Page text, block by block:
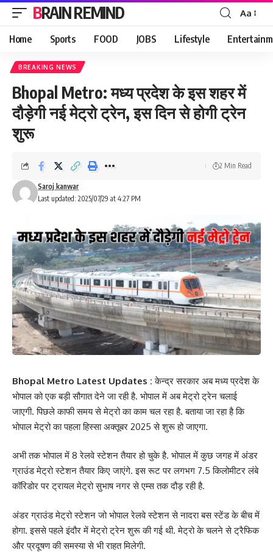
BRAIN REMIND
Font
Resizer
Aa
Home Sports FOOD JOBS Lifestyle
BREAKING NEWS
Bhopal Metro: मध्य प्रदेश के इस शहर में
दौड़ेगी नई मेट्रो ट्रेन, इस दिन से होगी ट्रेन
शुरू
Last updated: 2025/07/29 at 4:27 PM
Saroj kanwar
2 Min Read
Bhopal Metro Latest Updates : केन्द्र सरकार अब मध्य प्रदेश के
भोपाल को एक बड़ी सौगात देने जा रही है. भोपाल में अब मेट्रो ट्रेन चलाई
जाएगी. पिछले काफी समय से मेट्रो का काम चल रहा है. बताया जा रहा है कि
भोपाल मेट्रो का पहला हिस्सा अक्तूबर 2025 से शुरू हो जाएगा.
अभी तक भोपाल में 8 रेलवे स्टेशन तैयार हो चुके है. भोपाल में कुछ जगह में अंडर
ग्राउंड मेट्रो स्टेशन तैयार किए जाएंगे. इस रूट पर लगभग 7.5 किलोमीटर लंबे
कॉरिडोर पर ट्रायल मेट्रो सुभाष नगर से एम्स तक दौड़ रही है.
अंडर ग्राउंड मेट्रो स्टेशन जो भोपाल रेलवे स्टेशन से नादरा बस स्टेंड के बीच में
होगा. इससे पहले इंदौर में मेट्रो ट्रेन शुरू की गई थी. मेट्रो के चलने से ट्रैफिक
और प्रदूषण की समस्या से भी राहत मिलेगी.